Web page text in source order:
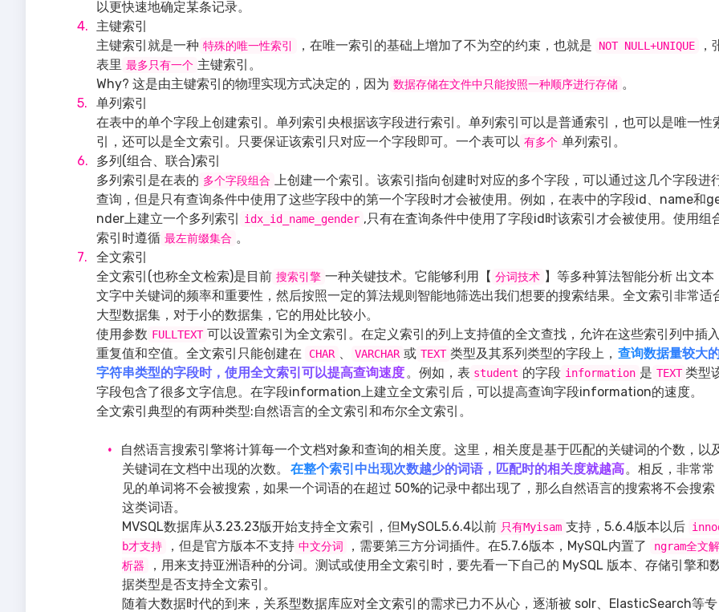
以更快速地确定某条记录。
主键索引
主键索引就是一种 特殊的唯一性索引 ，在唯一索引的基础上增加了不为空的约束，也就是 NOT NULL+UNIQUE
，
表里 最多只有一个 主键索引。
Why? 这是由主键索引的物理实现方式决定的，因为 数据存储在文件中只能按照一种顺序进行存储 。
单列索引
在表中的单个字段上创建索引。单列索引央根据该字段进行索引。单列索引可以是普通索引，也可以是唯一性
引，还可以是全文索引。只要保证该索引只对应一个字段即可。一个表可以 有多个 单列索引。
多列(组合、联合)索引
多列索引是在表的 多个字段组合 上创建一个索引。该索引指向创建时对应的多个字段，可以通过这几个字段进
查询，但是只有查询条件中使用了这些字段中的第一个字段时才会被使用。例如，在表中的字段id、name和
nder上建立一个多列索引 idx_id_name_gender ,只有在査询条件中使用了字段id时该索引才会被使用。使用组
索引时遵循 最左前缀集合 。
全文索引
全文索引(也称全文检索)是目前 搜索引擎 一种关键技术。它能够利用【 分词技术 】等多种算法智能分析 出文本
文字中关键词的频率和重要性，然后按照一定的算法规则智能地筛选出我们想要的搜索结果。全文索引非常适
大型数据集，对于小的数据集，它的用处比较小。
使用参数 FULLTEXT 可以设置索引为全文索引。在定义索引的列上支持值的全文查找，允许在这些索引列中插入
重复值和空值。全文索引只能创建在
CHAR 、 VARCHAR 或 TEXT 类型及其系列类型的字段上， 查询数据量较大
字符串类型的字段时，使用全文索引可以提高查询速度。例如，表 student 的字段 information 是 TEXT 类型
字段包含了很多文字信息。在字段information上建立全文索引后，可以提高查询字段information的速度。
全文索引典型的有两种类型:自然语言的全文索引和布尔全文索引。
自然语言搜索引擎将计算每一个文档对象和查询的相关度。这里，相关度是基于匹配的关键词的个数，以
关键词在文档中出现的次数。
在整个索引中出现次数越少的词语，匹配时的相关度就越高。相反，非常常
见的单词将不会被搜索，如果一个词语的在超过 50%的记录中都出现了，那么自然语言的搜索将不会搜索
这类词语。
MVSQL数据库从3.23.23版开始支持全文索引，但MySOL5.6.4以前 只有Myisam 支持，5.6.4版本以后
b才支持
，但是官方版本不支持 中文分词 ，需要第三方分词插件。在5.7.6版本，MySQL内置了
ngram全文解
析器
，用来支持亚洲语种的分词。测试或使用全文索引时，要先看一下自己的 MySQL 版本、存储引擎和
据类型是否支持全文索引。
随着大数据时代的到来，关系型数据库应对全文索引的需求已力不从心，逐渐被 solr、ElasticSearch等专